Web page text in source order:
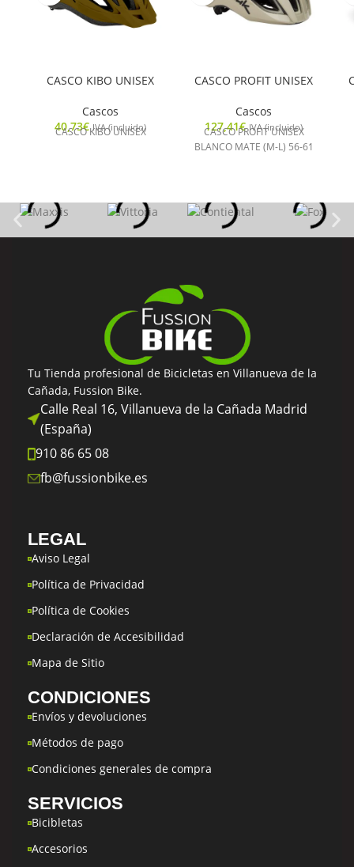
CASCO KIBO UNISEX
Cascos
40,73€ IVA (incluido)
CASCO KIBO UNISEX
CASCO PROFIT UNISEX
Cascos
127,41€ IVA (incluido)
CASCO PROFIT UNISEX
BLANCO MATE (M-L) 56-61
Tu Tienda profesional de Bicicletas en Villanueva de la
Cañada, Fussion Bike.
Calle Real 16, Villanueva de la Cañada Madrid
(España)
910 86 65 08
fb@fussionbike.es
LEGAL
Aviso Legal
Política de Privacidad
Política de Cookies
Declaración de Accesibilidad
Mapa de Sitio
CONDICIONES
Envíos y devoluciones
Métodos de pago
Condiciones generales de compra
SERVICIOS
Bicibletas
Accesorios